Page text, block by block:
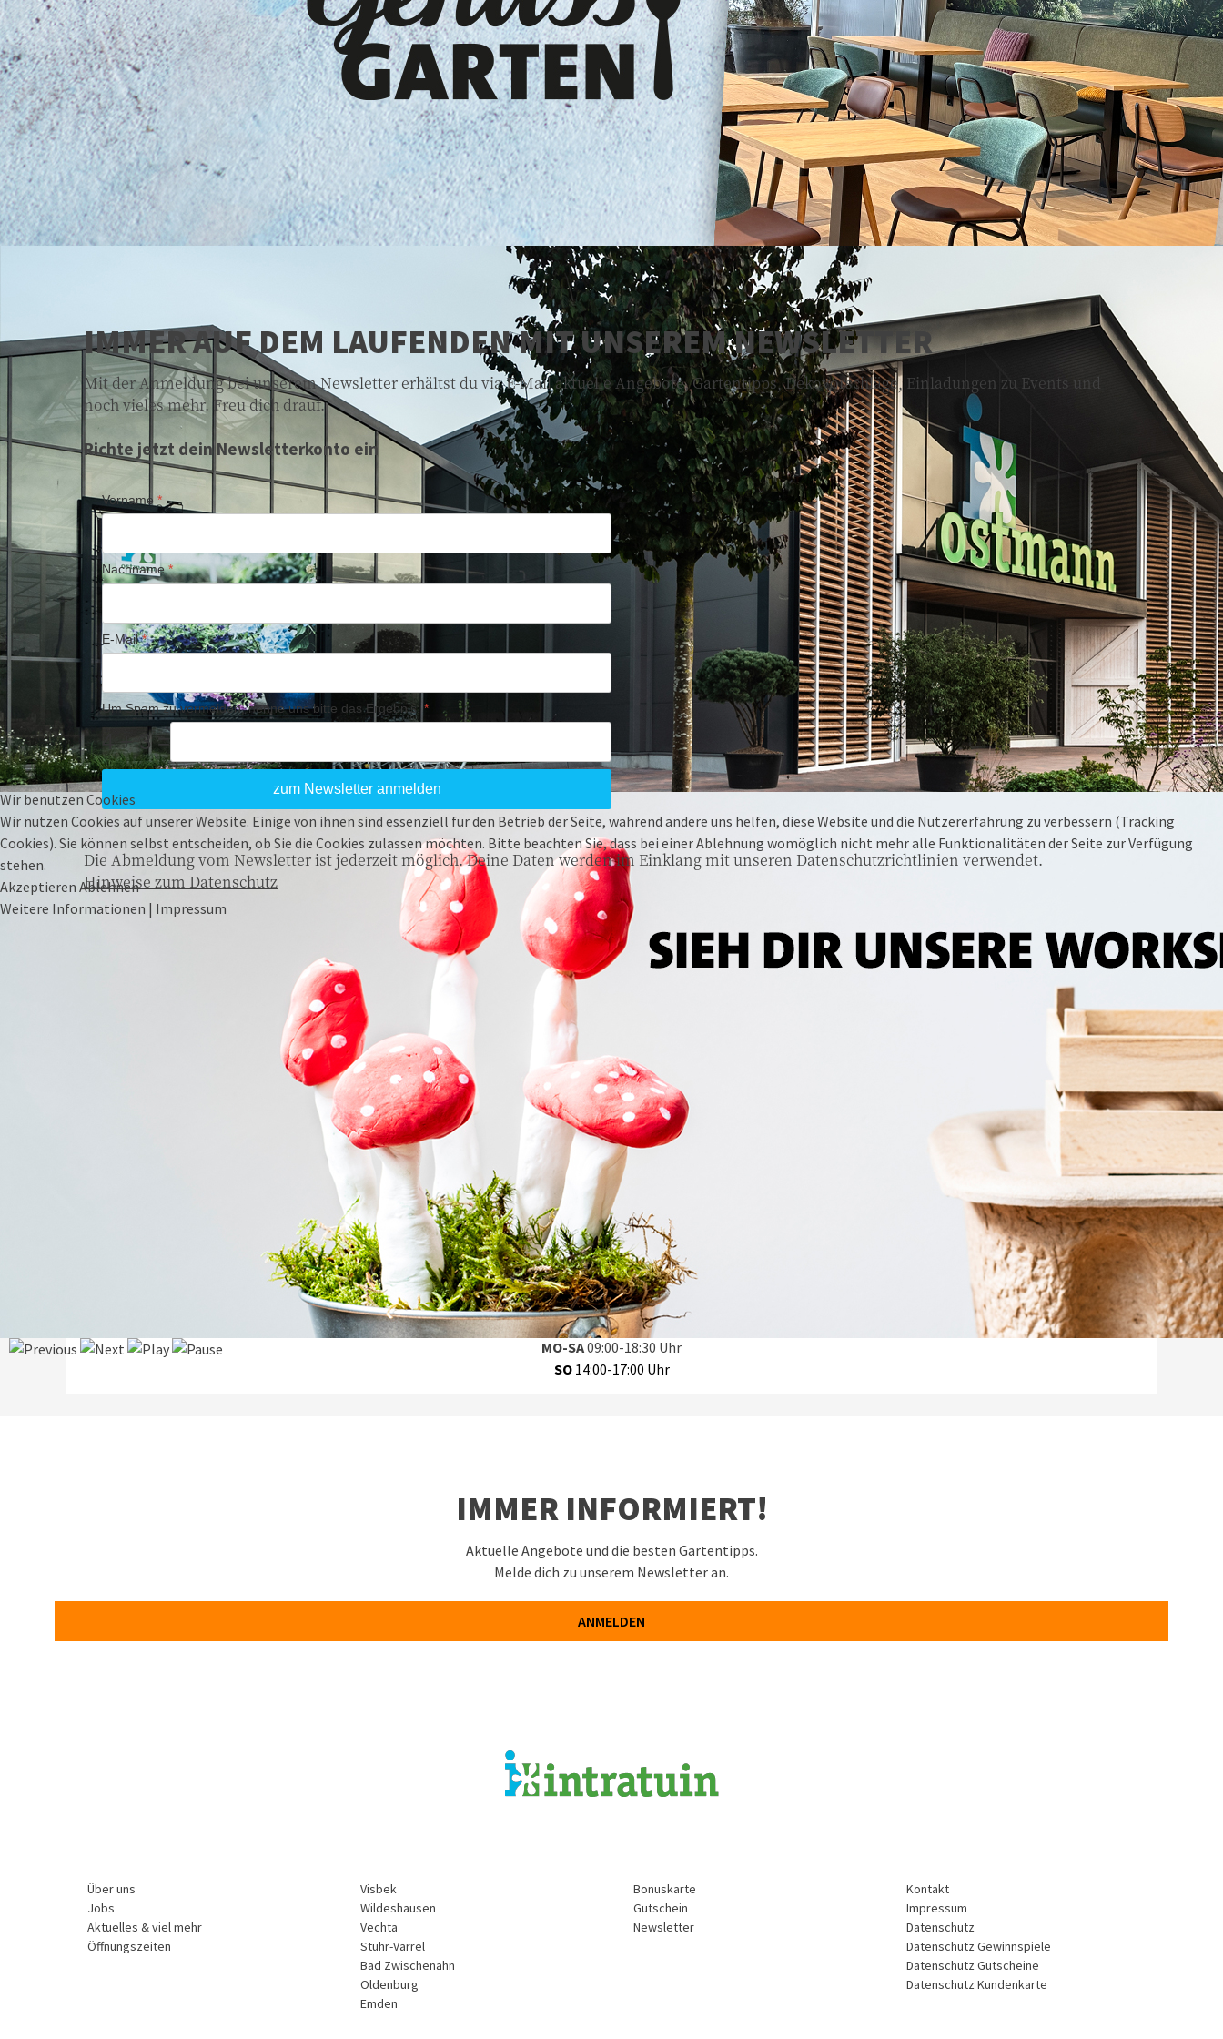
IMMER AUF DEM LAUFENDEN MIT UNSEREM NEWSLETTER
Mit der Anmeldung bei unserem Newsletter erhältst du via E-Mail aktuelle Angebote, Gartentipps, Dekovorschläge, Einladungen zu Events und
noch vieles mehr. Freu dich drauf.
Richte jetzt dein Newsletterkonto ein
Vorname *
Nachname*
E-Mail*
Um Spam zu vermeiden, nenne uns bitte das Ergebnis: *
4 + 3 =
zum Newsletter anmelden
Die Abmeldung vom Newsletter ist jederzeit möglich. Deine Daten werden im Einklang mit unseren Datenschutzrichtlinien verwendet.
Hinweise zum Datenschutz
(Verwaltung, Logistik, Gärtnerei) Ahlhorner Str. 25-
09:00-14:00 Uhr
27793 WILDESHAUSEN
09:00-18:30 Uhr
49377 VECHTA
26160 BAD ZWISCHENAHN
Mühlenstr. 5-7
MO-SA09:00-18:30 Uhr
SO11:00-17:00 Uhr
09:00-18:30 Uhr
XXL-GARTENCENTER IN EMDEN MIT RESTAURANT
Württemberger Straße 12, 26723 Emden
MO-SA09:00-18:30 Uhr
SO14:00-17:00 Uhr
IMMER INFORMIERT!
Aktuelle Angebote und die besten Gartentipps.
Melde dich zu unserem Newsletter an.
ANMELDEN
Über uns
Jobs
Aktuelles & viel mehr
Öffnungszeiten
Visbek
Wildeshausen
Vechta
Stuhr-Varrel
Bad Zwischenahn
Oldenburg
Emden
Bonuskarte
Gutschein
Newsletter
Kontakt
Impressum
Datenschutz
Datenschutz Gewinnspiele
Datenschutz Gutscheine
Datenschutz Kundenkarte
Wir benutzen Cookies
Wir nutzen Cookies auf unserer Website. Einige von ihnen sind essenziell für den Betrieb der Seite, während andere uns helfen, diese Website und die Nutzererfahrung zu verbessern (Tracking
Cookies). Sie können selbst entscheiden, ob Sie die Cookies zulassen möchten. Bitte beachten Sie, dass bei einer Ablehnung womöglich nicht mehr alle Funktionalitäten der Seite zur Verfügung
stehen.
Akzeptieren Ablehnen
Weitere Informationen | Impressum